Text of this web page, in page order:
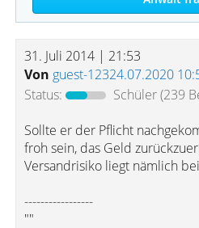
31. Juli 2014 | 21:53
Von guest-12324.07.2020
Status:
Schüler(239
Sollte er der Pflicht
froh sein, das Geld
Versandrisiko liegt nämlich
-----------------
""